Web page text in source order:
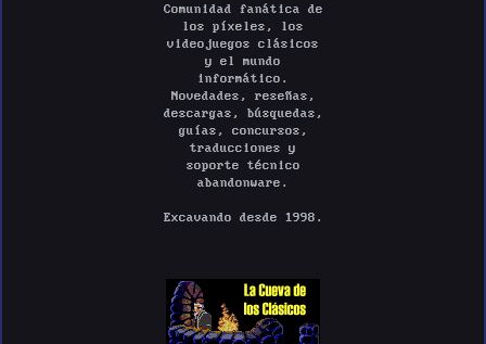
Comunidad fanática de
los píxeles, los
videojuegos clásicos
y el mundo
informático.
Novedades, reseñas,
descargas, búsquedas,
guías, concursos,
traducciones y
soporte técnico
abandonware.
Excavando desde 1998.